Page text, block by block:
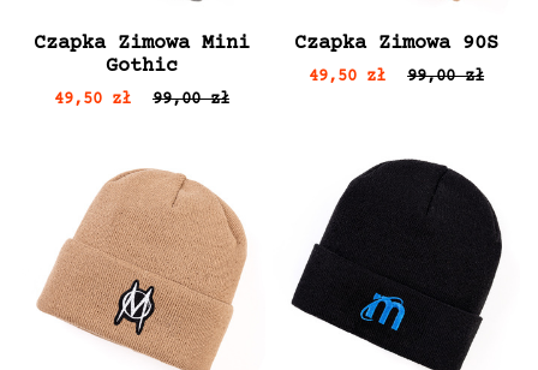
Czapka Zimowa Mini
Gothic
49,50 zł 99,00 zł
Czapka Zimowa 90S
49,50 zł 99,00 zł